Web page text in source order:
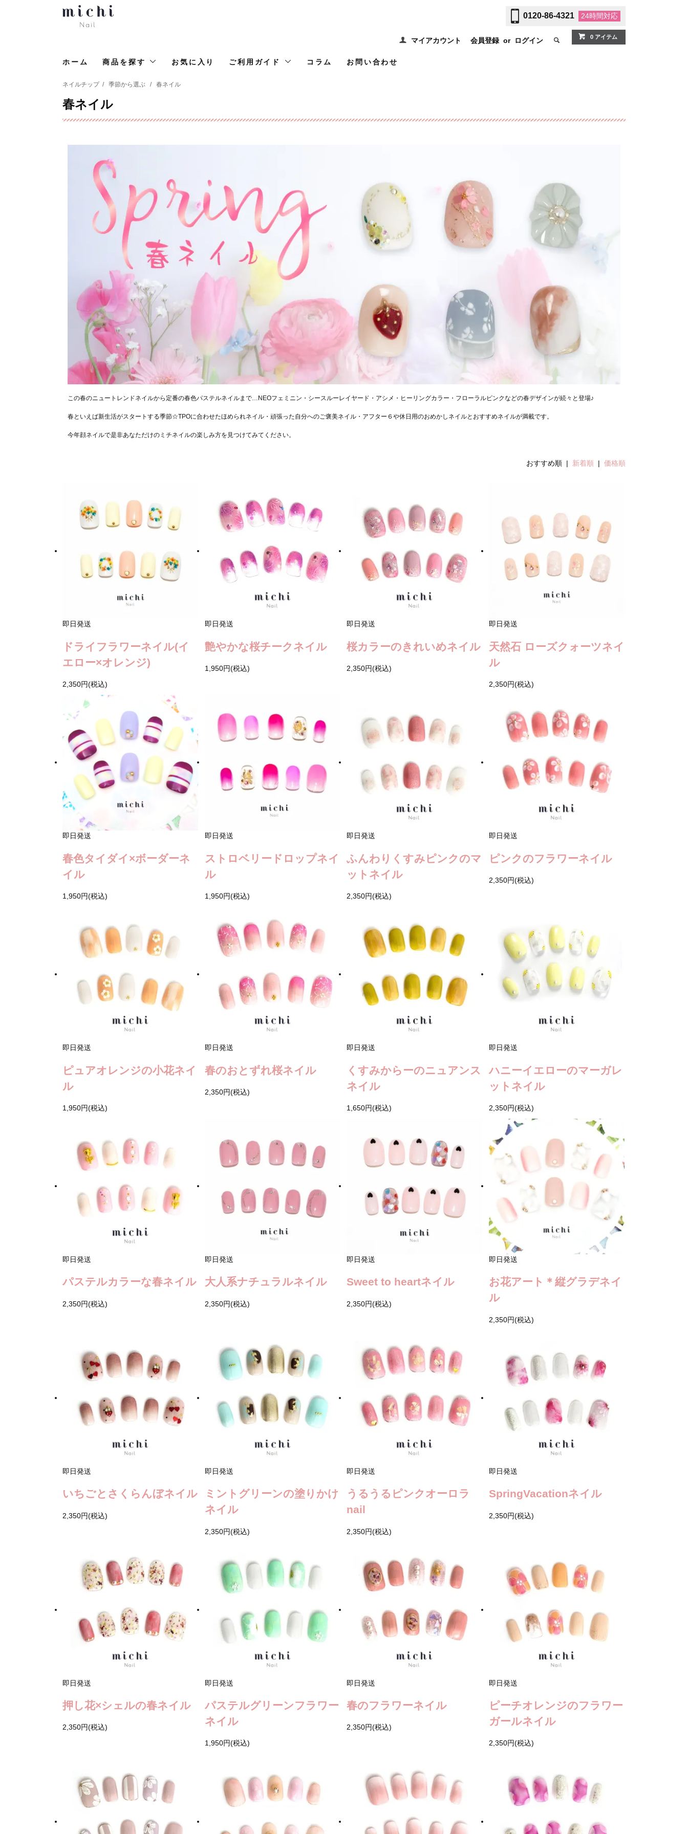
0120-86-4321 24時間対応
マイアカウント 会員登録 or ログイン 0 アイテム
ホーム 商品を探す お気に入り ご利用ガイド コラム お問い合わせ
ネイルチップ / 季節から選ぶ / 春ネイル
春ネイル
この春のニュートレンドネイルから定番の春色パステルネイルまで…NEOフェミニン・シースルーレイヤード・アシメ・ヒーリングカラー・フローラルピンクなどの春デザインが続々と登場♪
春といえば新生活がスタートする季節☆TPOに合わせたほめられネイル・頑張った自分へのご褒美ネイル・アフター６や休日用のおめかしネイルとおすすめネイルが満載です。
今年顔ネイルで是非あなただけのミチネイルの楽しみ方を見つけてみてください。
おすすめ順 | 新着順 | 価格順
即日発送
ドライフラワーネイル(イ
エロー×オレンジ)
2,350円(税込)
即日発送
艶やかな桜チークネイル
1,950円(税込)
即日発送
桜カラーのきれいめネイル
2,350円(税込)
即日発送
天然石 ローズクォーツネイ
ル
2,350円(税込)
即日発送
春色タイダイ×ボーダーネ
イル
1,950円(税込)
即日発送
ストロベリードロップネイ
ル
1,950円(税込)
即日発送
ふんわりくすみピンクのマ
ットネイル
2,350円(税込)
即日発送
ピンクのフラワーネイル
2,350円(税込)
即日発送
ピュアオレンジの小花ネイ
ル
1,950円(税込)
即日発送
春のおとずれ桜ネイル
2,350円(税込)
即日発送
くすみからーのニュアンス
ネイル
1,650円(税込)
即日発送
ハニーイエローのマーガレ
ットネイル
2,350円(税込)
即日発送
パステルカラーな春ネイル
2,350円(税込)
即日発送
大人系ナチュラルネイル
2,350円(税込)
即日発送
Sweet to heartネイル
2,350円(税込)
即日発送
お花アート＊縦グラデネイ
ル
2,350円(税込)
即日発送
いちごとさくらんぼネイル
2,350円(税込)
即日発送
ミントグリーンの塗りかけ
ネイル
2,350円(税込)
即日発送
うるうるピンクオーロラ
nail
2,350円(税込)
即日発送
SpringVacationネイル
2,350円(税込)
即日発送
押し花×シェルの春ネイル
2,350円(税込)
即日発送
パステルグリーンフラワー
ネイル
1,950円(税込)
即日発送
春のフラワーネイル
2,350円(税込)
即日発送
ピーチオレンジのフラワー
ガールネイル
2,350円(税込)